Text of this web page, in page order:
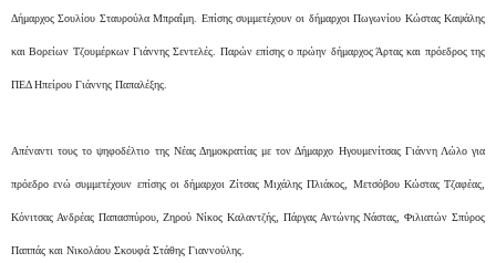
Δήμαρχος Σουλίου Σταυρούλα Μπραΐμη. Επίσης συμμετέχουν οι δήμαρχοι Πωγωνίου Κώστας Καψάλης
και Βορείων Τζουμέρκων Γιάννης Σεντελές. Παρών επίσης ο πρώην δήμαρχος Άρτας και πρόεδρος της
ΠΕΔ Ηπείρου Γιάννης Παπαλέξης.
Απέναντι τους το ψηφοδέλτιο της Νέας Δημοκρατίας με τον Δήμαρχο Ηγουμενίτσας Γιάννη Λώλο για
πρόεδρο ενώ συμμετέχουν επίσης οι δήμαρχοι Ζίτσας Μιχάλης Πλιάκος, Μετσόβου Κώστας Τζαφέας,
Κόνιτσας Ανδρέας Παπασπύρου, Ζηρού Νίκος Καλαντζής, Πάργας Αντώνης Νάστας, Φιλιατών Σπύρος
Παππάς και Νικολάου Σκουφά Στάθης Γιαννούλης.